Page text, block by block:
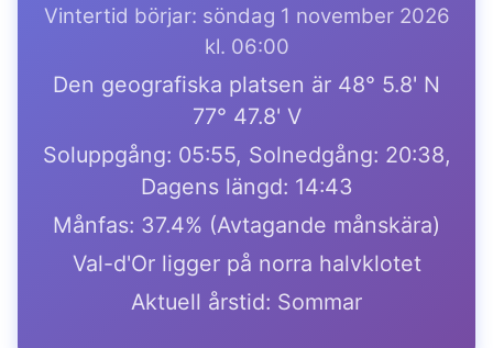
Vintertid börjar: söndag 1 november 2026
kl. 06:00
Den geografiska platsen är 48° 5.8' N
77° 47.8' V
Soluppgång: 05:55, Solnedgång: 20:38,
Dagens längd: 14:43
Månfas: 37.4% (Avtagande månskära)
Val-d'Or ligger på norra halvklotet
Aktuell årstid: Sommar